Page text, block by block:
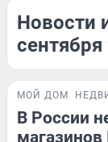
Новости
сентября
МОЙ ДОМ
В России
магазинов